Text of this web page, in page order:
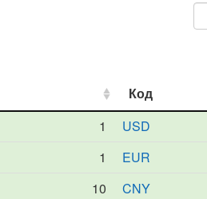
Код
1 USD
1 EUR
10 CNY
Код